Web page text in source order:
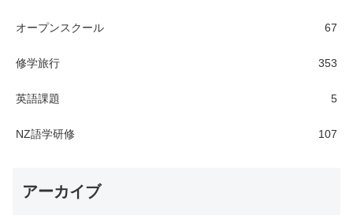
オープンスクール 67
修学旅行 353
英語課題 5
NZ語学研修 107
アーカイブ